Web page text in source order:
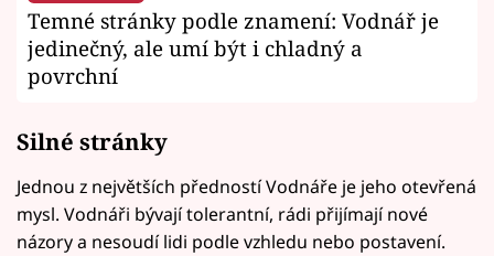
Temné stránky podle znamení: Vodnář je
jedinečný, ale umí být i chladný a
povrchní
Silné stránky
Jednou z největších předností Vodnáře je jeho otevřená
mysl. Vodnáři bývají tolerantní, rádi přijímají nové
názory a nesoudí lidi podle vzhledu nebo postavení.